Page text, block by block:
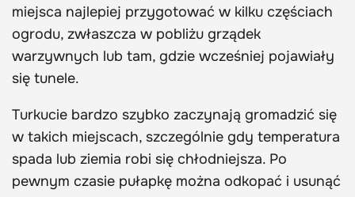
miejsca najlepiej przygotować w kilku częściach
ogrodu, zwłaszcza w pobliżu grządek
warzywnych lub tam, gdzie wcześniej pojawiały
się tunele.
Turkucie bardzo szybko zaczynają gromadzić się
w takich miejscach, szczególnie gdy temperatura
spada lub ziemia robi się chłodniejsza. Po
pewnym czasie pułapkę można odkopać i usunąć